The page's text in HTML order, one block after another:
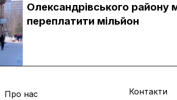
Олександрівського району
переплатити мільйон
Про нас
Контакти